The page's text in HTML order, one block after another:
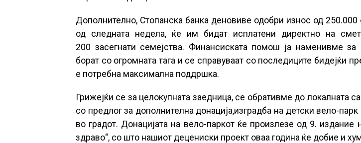
Дополнително, Стопанска банка деновиве одобри износ од 250.000
од следната недела, ќе им бидат исплатени директно на
200 засегнати семејства. Финансиската помош ја наменивме за
борат со огромната тага и се справуваат со последиците бидејќи
е потребна максимална поддршка.
Грижејќи се за целокупната заедница, се обративме до локалната
со предлог за дополнителна донација,изградба на детски вело-
во градот. Донацијата на вело-паркот ќе произлезе од 9. издание
здраво“, со што нашиот децениски проект оваа година ќе добие и